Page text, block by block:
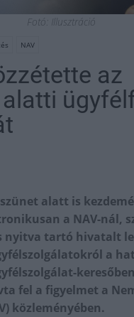
Fotó: Illusztráció
NAV
az
alatt is
a NAV-nál,
nyitva tartó hivatalt
a
fel a figyelmet a
közleményében.